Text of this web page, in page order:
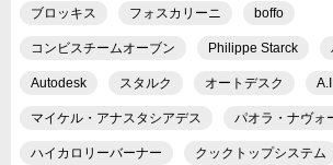
ブロッキス フォスカリーニ boffo
コンビスチームオーブン Philippe Starck
Autodesk スタルク オートデスク
マイケル・アナスタシアデス パオラ・ナヴォ
ハイカロリーバーナー クックトップシステム